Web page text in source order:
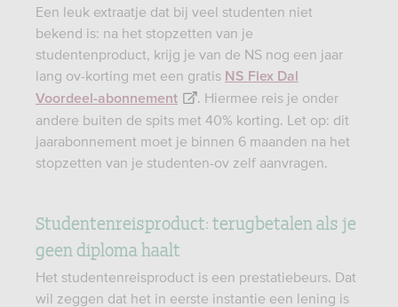
Een leuk extraatje dat bij veel studenten niet
bekend is: na het stopzetten van je
studentenproduct, krijg je van de NS nog een jaar
lang ov-korting met een gratis NS Flex Dal
Voordeel-abonnement
. Hiermee reis je onder
andere buiten de spits met 40% korting. Let op: dit
jaarabonnement moet je binnen 6 maanden na het
stopzetten van je studenten-ov zelf aanvragen.
Studentenreisproduct: terugbetalen als je
geen diploma haalt
Het studentenreisproduct is een prestatiebeurs. Dat
wil zeggen dat het in eerste instantie een lening is